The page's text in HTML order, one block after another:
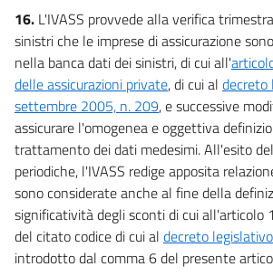
16. L'IVASS provvede alla verifica
sinistri che le imprese di assicurazione
nella banca dati dei sinistri, di cui all'
delle assicurazioni private, di cui al decreto
settembre 2005, n. 209, e successive
assicurare l'omogenea e oggettiva
trattamento dei dati medesimi. All'esito
periodiche, l'IVASS redige apposita
sono considerate anche al fine della
significatività degli sconti di cui all'articolo
del citato codice di cui al decreto
introdotto dal comma 6 del presente